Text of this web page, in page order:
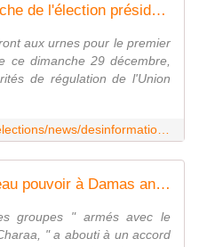
Désinformation : à l'approche de l'élection présidentielle en Croatie, les autorités et les réseaux sociaux en alerte
aux urnes pour le premier
ce dimanche 29 décembre,
de régulation de l'Union
En direct, Syrie : le nouveau pouvoir à Damas annonce " un accord sur la dissolution de tous les groupes armés et leur intégration sous la tutelle du ministère de la défense "
groupes " armés avec le
" a abouti à un accord